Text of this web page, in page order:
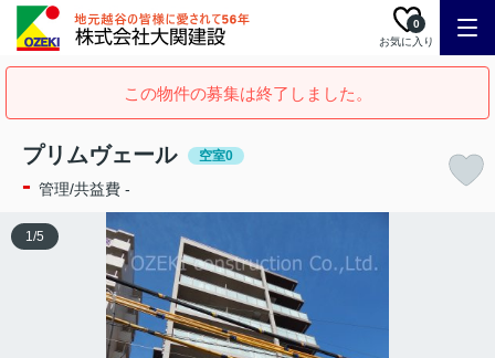
お気に入り
0
この物件の募集は終了しました。
プリムヴェール 空室0
- 管理/共益費 -
1/5